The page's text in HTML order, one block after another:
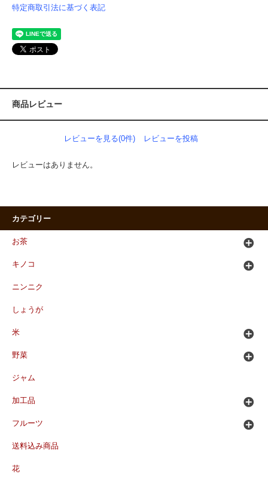
特定商取引法に基づく表記
商品レビュー
レビューを見る(0件) レビューを投稿
レビューはありません。
カテゴリー
お茶
キノコ
ニンニク
しょうが
米
野菜
ジャム
加工品
フルーツ
送料込み商品
花